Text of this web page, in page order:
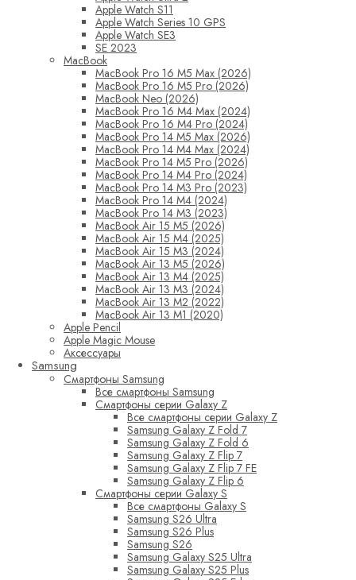
Apple Watch S11
Apple Watch Series 10 GPS
Apple Watch SE3
SE 2023
MacBook
MacBook Pro 16 M5 Max (2026)
MacBook Pro 16 M5 Pro (2026)
MacBook Neo (2026)
MacBook Pro 16 M4 Max (2024)
MacBook Pro 16 M4 Pro (2024)
MacBook Pro 14 M5 Max (2026)
MacBook Pro 14 M4 Max (2024)
MacBook Pro 14 M5 Pro (2026)
MacBook Pro 14 M4 Pro (2024)
MacBook Pro 14 M3 Pro (2023)
MacBook Pro 14 M4 (2024)
MacBook Pro 14 M3 (2023)
MacBook Air 15 M5 (2026)
MacBook Air 15 M4 (2025)
MacBook Air 15 M3 (2024)
MacBook Air 13 M5 (2026)
MacBook Air 13 M4 (2025)
MacBook Air 13 M3 (2024)
MacBook Air 13 M2 (2022)
MacBook Air 13 M1 (2020)
Apple Pencil
Apple Magic Mouse
Аксессуары
Samsung
Смартфоны Samsung
Все смартфоны Samsung
Смартфоны серии Galaxy Z
Все смартфоны серии Galaxy Z
Samsung Galaxy Z Fold 7
Samsung Galaxy Z Fold 6
Samsung Galaxy Z Flip 7
Samsung Galaxy Z Flip 7 FE
Samsung Galaxy Z Flip 6
Смартфоны серии Galaxy S
Все смартфоны Galaxy S
Samsung S26 Ultra
Samsung S26 Plus
Samsung S26
Samsung Galaxy S25 Ultra
Samsung Galaxy S25 Plus